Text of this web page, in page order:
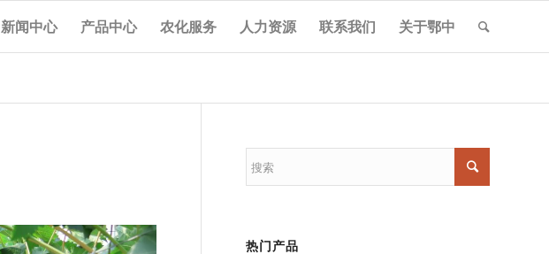
新闻中心 产品中心 农化服务 人力资源 联系我们 关于鄂中
热门产品